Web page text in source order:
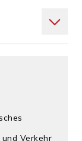
Verkehr